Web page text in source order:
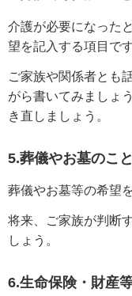
介護が必要になった
望を記入する項目です
ご家族や関係者とも
がら書いてみましょ
き直しましょう。
5.葬儀やお墓のこと
葬儀やお墓等の希望
将来、ご家族が判断
しょう。
6.生命保険・財産